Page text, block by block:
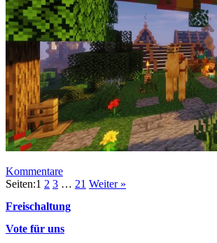
Kommentare
Seiten:1 2 3 … 21 Weiter »
Freischaltung
Vote für uns